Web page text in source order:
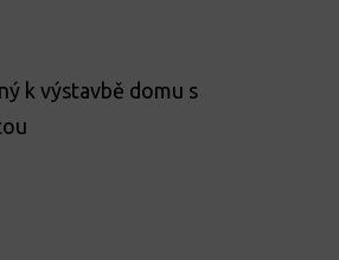
k výstavbě domu s